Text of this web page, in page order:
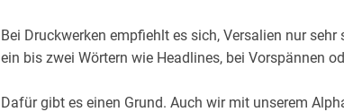
Bei Druckwerken empfiehlt es sich, Versalien nur
ein bis zwei Wörtern wie Headlines, bei Vorspännen
Dafür gibt es einen Grund. Auch wir mit unserem